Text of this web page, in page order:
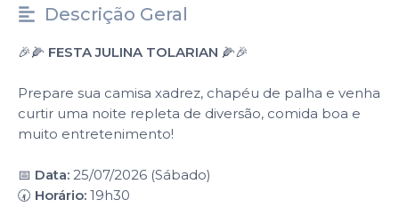
Descrição Geral
🎉🌽 FESTA JULINA TOLARIAN 🌽🎉
Prepare sua camisa xadrez, chapéu de palha e venha
curtir uma noite repleta de diversão, comida boa e
muito entretenimento!
📅 Data: 25/07/2026 (Sábado)
🕢 Horário: 19h30